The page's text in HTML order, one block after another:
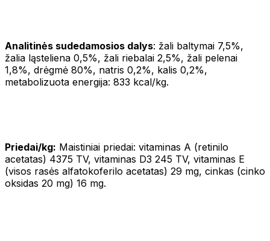
Analitinės sudedamosios dalys: žali baltymai 7,5%,
žalia ląsteliena 0,5%, žali riebalai 2,5%, žali pelenai
1,8%, drėgmė 80%, natris 0,2%, kalis 0,2%,
metabolizuota energija: 833 kcal/kg.
Priedai/kg: Maistiniai priedai: vitaminas A (retinilo
acetatas) 4375 TV, vitaminas D3 245 TV, vitaminas E
(visos rasės alfatokoferilo acetatas) 29 mg, cinkas (cinko
oksidas 20 mg) 16 mg.